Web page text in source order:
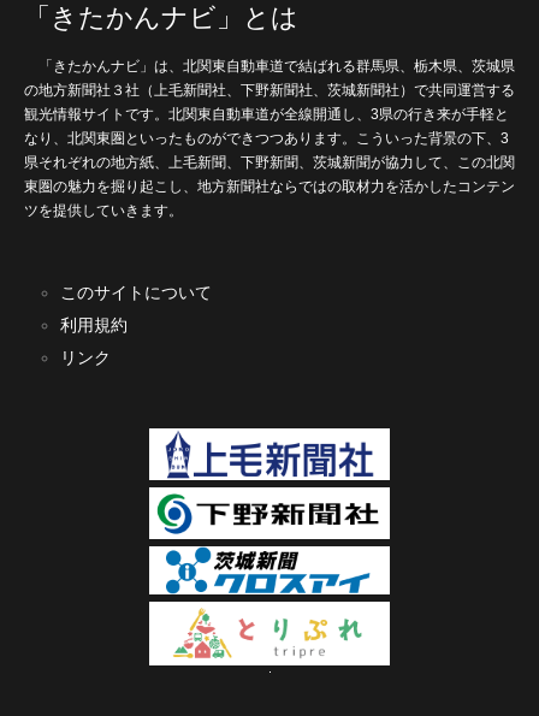
「きたかんナビ」とは
「きたかんナビ」は、北関東自動車道で結ばれる群馬県、栃木県、茨城県
の地方新聞社３社（上毛新聞社、下野新聞社、茨城新聞社）で共同運営する
観光情報サイトです。北関東自動車道が全線開通し、3県の行き来が手軽と
なり、北関東圏といったものができつつあります。こういった背景の下、3
県それぞれの地方紙、上毛新聞、下野新聞、茨城新聞が協力して、この北関
東圏の魅力を掘り起こし、地方新聞社ならではの取材力を活かしたコンテン
ツを提供していきます。
このサイトについて
利用規約
リンク